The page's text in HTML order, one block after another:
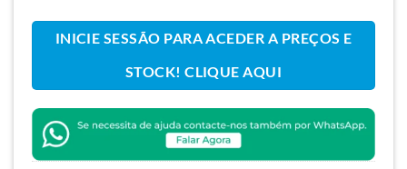
INICIE SESSÃO PARA ACEDER A PREÇOS E
STOCK! CLIQUE AQUI